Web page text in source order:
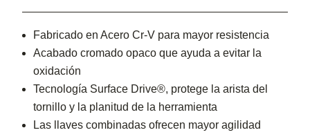
Fabricado en Acero Cr-V para mayor resistencia
Acabado cromado opaco que ayuda a evitar la
oxidación
Tecnología Surface Drive®, protege la arista del
tornillo y la planitud de la herramienta
Las llaves combinadas ofrecen mayor agilidad